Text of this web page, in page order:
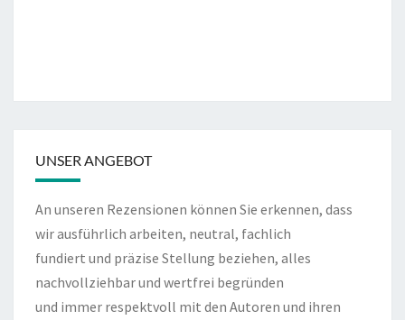
UNSER ANGEBOT
An unseren Rezensionen können Sie erkennen, dass
wir ausführlich arbeiten, neutral, fachlich
fundiert und präzise Stellung beziehen, alles
nachvollziehbar und wertfrei begründen
und immer respektvoll mit den Autoren und ihren